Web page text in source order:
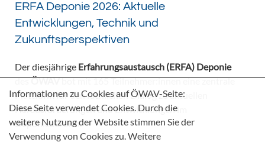
ERFA Deponie 2026: Aktuelle
Entwicklungen, Technik und
Zukunftsperspektiven
Der diesjährige Erfahrungsaustausch (ERFA) Deponie
desÖWAVbot mit 165 Teilnehmer:innen eine zentrale
Plattform für den fachlichen Dialog zu aktuellen
Herausforderungen und Entwicklungen im
Deponiebereich.
Informationen zu Cookies auf ÖWAV-Seite:
Diese Seite verwendet Cookies. Durch die
weitere Nutzung der Website stimmen Sie der
Verwendung von Cookies zu. Weitere